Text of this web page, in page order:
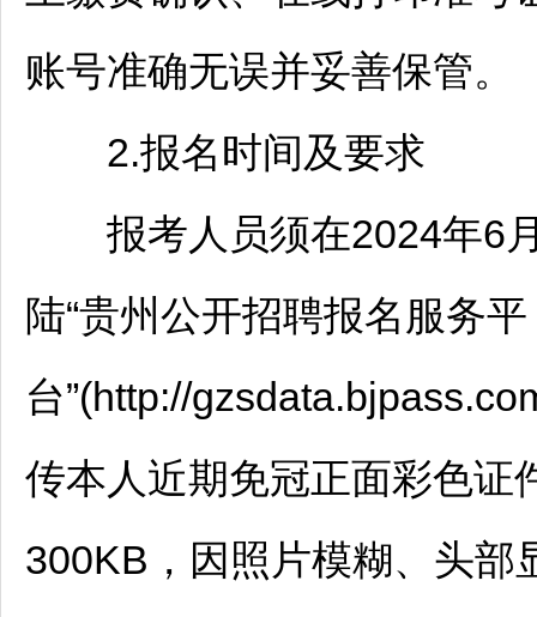
账号准确无误并妥善保管。
2.报名时间及要求
报考人员须在2024年6月
陆“贵州公开招聘报名服务平
台”(http://
传本人近期免冠正面彩色证
300KB，因照片模糊、头部